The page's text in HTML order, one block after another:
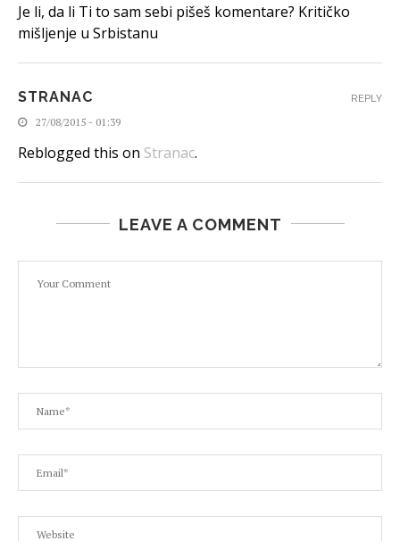
Je li, da li Ti to sam sebi pišeš komentare? Kritičko
mišljenje u Srbistanu
STRANAC
27/08/2015 - 01:39
Reblogged this on Stranac.
REPLY
LEAVE A COMMENT